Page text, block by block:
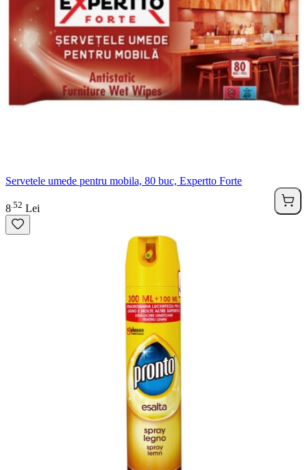
Servetele umede pentru mobila, 80 buc, Expertto Forte
8 52 Lei